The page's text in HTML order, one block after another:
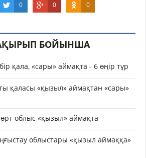
0 0 0
БОЙЫНША
қала, «сары» аймақта - 6 өңір тұр
қаласы «қызыл» аймақтан «сары»
облыс «қызыл» аймақта
облыстары «қызыл аймаққа»